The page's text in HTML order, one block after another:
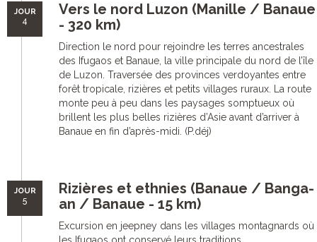
JOUR
4
Vers le nord Luzon (Manille / Banaue
- 320 km)
Direction le nord pour rejoindre les terres ancestrales
des Ifugaos et Banaue, la ville principale du nord de l’île
de Luzon. Traversée des provinces verdoyantes entre
forêt tropicale, rizières et petits villages ruraux. La route
monte peu à peu dans les paysages somptueux où
brillent les plus belles rizières d’Asie avant d’arriver à
Banaue en fin d’après-midi. (P.déj)
JOUR
5
Rizières et ethnies (Banaue / Banga-
an / Banaue - 15 km)
Excursion en jeepney dans les villages montagnards où